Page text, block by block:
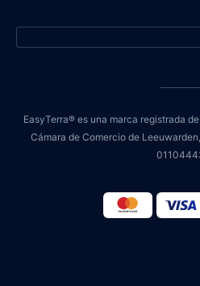
EasyTerra® es una marca registrada
Cámara de Comercio de